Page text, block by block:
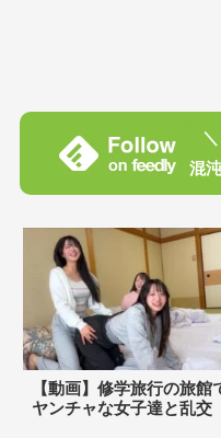
混
【動画】修学旅行の旅館
ヤンチャな女子達と乱交